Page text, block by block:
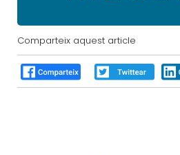
Comparteix aquest article